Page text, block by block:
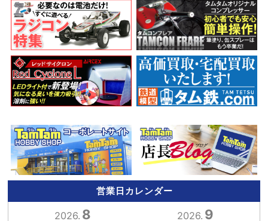
営業日カレンダー
2026. 8 2026. 9